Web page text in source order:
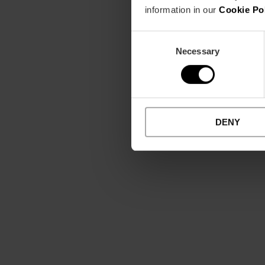
information in our Cookie
Necessary
DENY